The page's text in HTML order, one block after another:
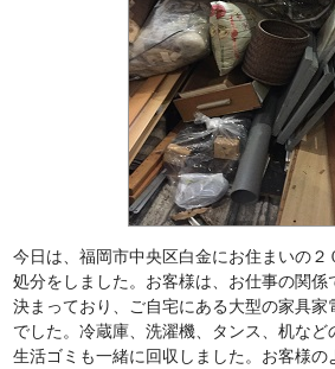
今日は、福岡市中央区白金にお住まいの２
処分をしました。お客様は、お仕事の関
決まっており、ご自宅にある大型の家具家
でした。冷蔵庫、洗濯機、タンス、机など
生活ゴミも一緒に回収しました。お客様